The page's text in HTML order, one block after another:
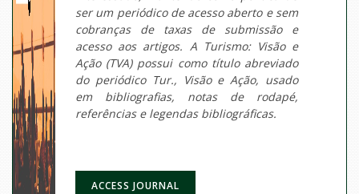
ser um periódico de acesso aberto e sem
cobranças de taxas de submissão e
acesso aos artigos. A Turismo: Visão e
Ação (TVA) possui como título abreviado
do periódico Tur., Visão e Ação, usado
em bibliografias, notas de rodapé,
referências e legendas bibliográficas.
ACCESS JOURNAL